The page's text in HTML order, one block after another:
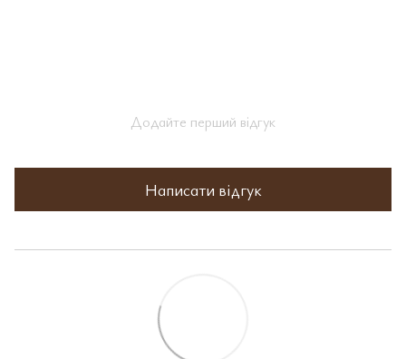
Додайте перший відгук
Написати відгук